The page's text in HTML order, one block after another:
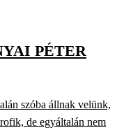
PÉTER
szóba állnak velünk,
de egyáltalán nem